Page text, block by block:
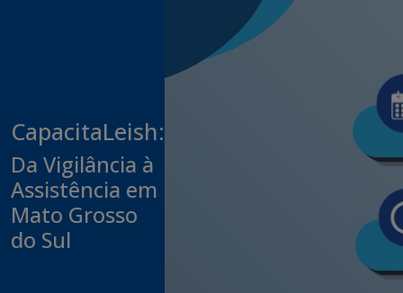
CapacitaLeish:
Da Vigilância à
Assistência em
Mato Grosso
do Sul